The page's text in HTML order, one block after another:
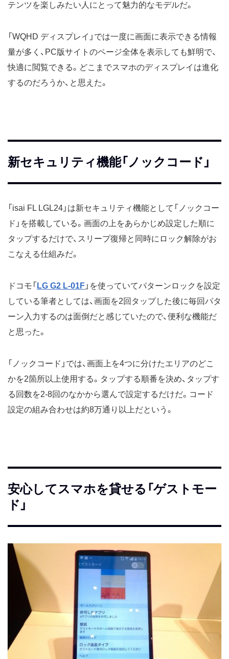
テンツを楽しみたい人にとって魅力的なモデルだ。
「WQHD ディスプレイ」では一度に画面に表示できる情報
量が多く、PC版サイトのページ全体を表示しても鮮明で、
快適に閲覧できる。どこまでスマホのディスプレイは進化
するのだろうか、と思えた。
新セキュリティ機能「ノックコード」
「isai FL LGL24」は新セキュリティ機能として「ノックコー
ド」を搭載している。画面の上をあらかじめ設定した順に
タップするだけで、スリープ復帰と同時にロック解除がお
こなえる仕組みだ。
ドコモ「 LG G2 L-01F 」を使っていてパターンロックを設定
している筆者としては、画面を2回タップした後に毎回パタ
ーン入力するのは面倒だと感じていたので、便利な機能だ
と思った。
「ノックコード」では、画面上を4つに分けたエリアのどこ
かを2箇所以上使用する。タップする順番を決め、タップす
る回数を2-8回のなかから選んで設定するだけだ。コード
設定の組み合わせは約8万通り以上だという。
安心してスマホを貸せる「ゲストモー
ド」